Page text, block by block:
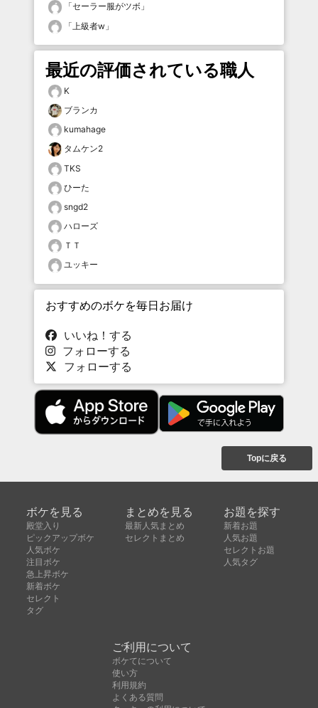
「セーラー服がツボ 」
「 上級者w 」
最近の評価されている職人
K
ブランカ
kumahage
タムケン2
TKS
ひーた
sngd2
ハローズ
ＴＴ
ユッキー
おすすめのボケを毎日お届け
いいね！する
フォローする
フォローする
Topに戻る
ボケを見る
殿堂入り
ピックアップボケ
人気ボケ
注目ボケ
急上昇ボケ
新着ボケ
セレクト
タグ
まとめを見る
最新人気まとめ
セレクトまとめ
お題を探す
新着お題
人気お題
セレクトお題
人気タグ
ご利用について
ボケてについて
使い方
利用規約
よくある質問